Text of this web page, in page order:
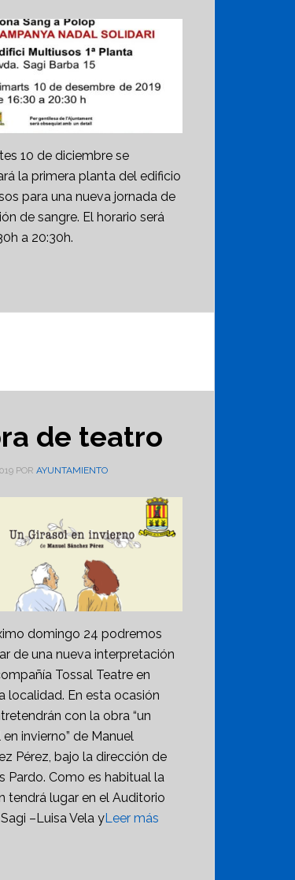
10 de diciembre se
la primera planta del edificio
para una nueva jornada de
de sangre. El horario será
a 20:30h.
de teatro
PORAYUNTAMIENTO
domingo 24 podremos
de una nueva interpretación
Tossal Teatre en
localidad. En esta ocasión
con la obra “un
invierno” de Manuel
Pérez, bajo la dirección de
Pardo. Como es habitual la
tendrá lugar en el Auditorio
–Luisa Vela yLeer más